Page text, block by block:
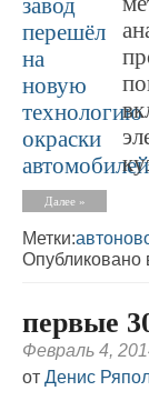
Далее »
Метки:
Опубликовано
первые
Февраль 4,
от Денис